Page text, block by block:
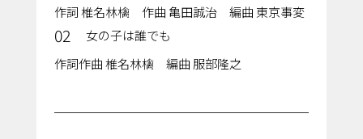
作詞 椎名林檎 作曲 亀田誠治 編曲 東京事変
02
女の子は誰でも
作詞作曲 椎名林檎 編曲 服部隆之